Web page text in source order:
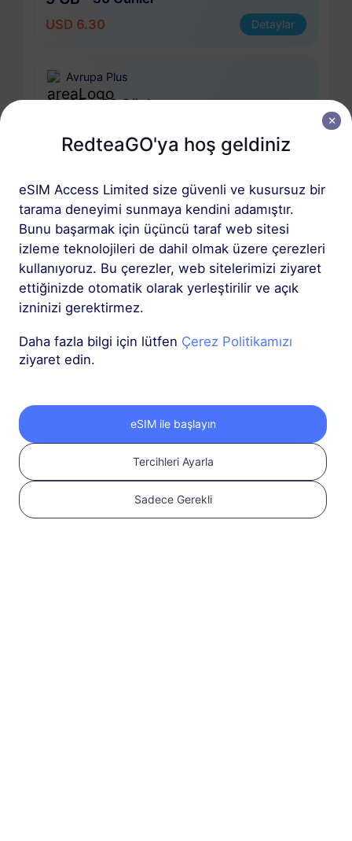
USD 6.30
Detaylar
Avrupa Plus
10 GB
60 Günler
RedteaGO eSIM'inizi
3 adımda edinin
RedteaGO'ya hoş geldiniz
eSIM Access Limited size güvenli ve kusursuz bir
tarama deneyimi sunmaya kendini adamıştır.
Bunu başarmak için üçüncü taraf web sitesi
izleme teknolojileri de dahil olmak üzere çerezleri
kullanıyoruz. Bu çerezler, web sitelerimizi ziyaret
ettiğinizde otomatik olarak yerleştirilir ve açık
izninizi gerektirmez.
Daha fazla bilgi için lütfen Çerez Politikamızı
ziyaret edin.
eSIM ile başlayın
Tercihleri Ayarla
Sadece Gerekli